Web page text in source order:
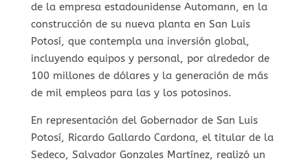
de la empresa estadounidense Automann, en la
construcción de su nueva planta en San Luis
Potosí, que contempla una inversión global,
incluyendo equipos y personal, por alrededor de
100 millones de dólares y la generación de más
de mil empleos para las y los potosinos.
En representación del Gobernador de San Luis
Potosí, Ricardo Gallardo Cardona, el titular de la
Sedeco, Salvador Gonzales Martínez, realizó un